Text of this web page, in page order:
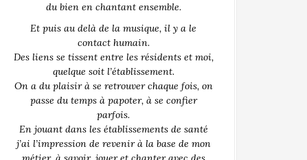
du bien en chantant ensemble.
Et puis au delà de la musique, il y a le
contact humain.
Des liens se tissent entre les résidents et moi,
quelque soit l’établissement.
On a du plaisir à se retrouver chaque fois, on
passe du temps à papoter, à se confier
parfois.
En jouant dans les établissements de santé
j’ai l’impression de revenir à la base de mon